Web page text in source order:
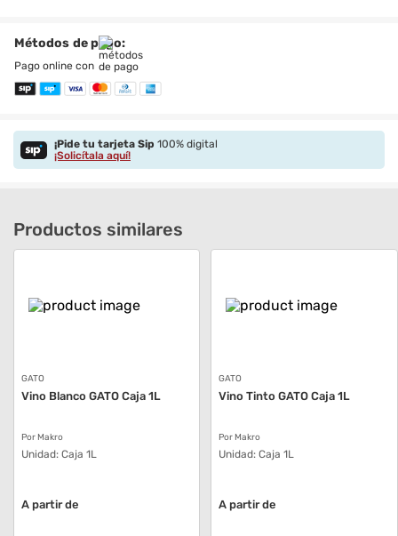
Métodos de pago:
Pago online con
¡Pide tu tarjeta Sip 100% digital
¡Solicítala aquí!
Productos similares
GATO
Vino Blanco GATO Caja 1L
Por Makro
Unidad: Caja 1L
A partir de
GATO
Vino Tinto GATO Caja 1L
Por Makro
Unidad:Caja 1L
A partir de